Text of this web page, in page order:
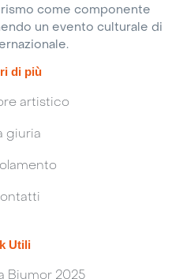
come componente
un evento culturale di
di più
artistico
giuria
Utili
Biumor 2025